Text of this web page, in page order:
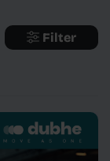
Filter